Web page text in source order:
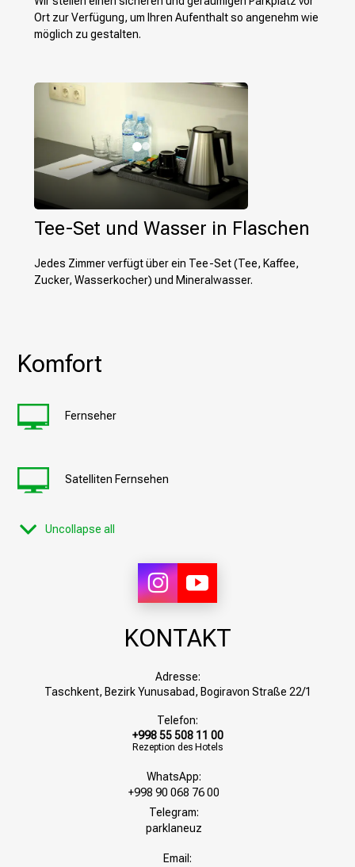
Ort zur Verfügung, um Ihren Aufenthalt so angenehm wie
möglich zu gestalten.
Tee-Set und Wasser in Flaschen
Jedes Zimmer verfügt über ein Tee-Set (Tee, Kaffee,
Zucker, Wasserkocher) und Mineralwasser.
Komfort
Fernseher
Satelliten Fernsehen
Chinesische Kanäle
Mini Kühlschrank
Split-System
Uncollapse all
KONTAKT
Adresse:
Taschkent, Bezirk Yunusabad, Bogiravon Straße 22/1
Telefon:
+998 55 508 11 00
Rezeption des Hotels
WhatsApp:
+998 90 068 76 00
Telegram:
parklaneuz
Email: